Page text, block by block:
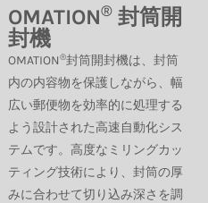
OMATION® 封筒開
封機
OMATION®封筒開封機は、封筒
内の内容物を保護しながら、幅
広い郵便物を効率的に処理する
よう設計された高速自動化シス
テムです。高度なミリングカッ
ティング技術により、封筒の厚
みに合わせて切り込み深さを調